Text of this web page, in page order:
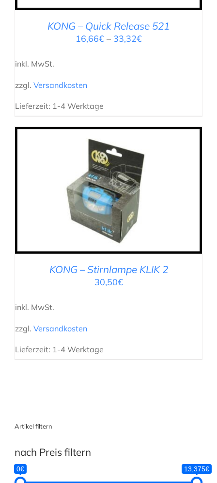
KONG – Quick Release 521
16,66€– 33,32€
inkl. MwSt.
zzgl. Versandkosten
Lieferzeit: 1-4 Werktage
AUSFÜHRUNG WÄHLEN /
KONG – Stirnlampe KLIK 2
30,50€
inkl. MwSt.
zzgl. Versandkosten
Lieferzeit: 1-4 Werktage
Artikel filtern
nach Preis filtern
0€ 13,375€